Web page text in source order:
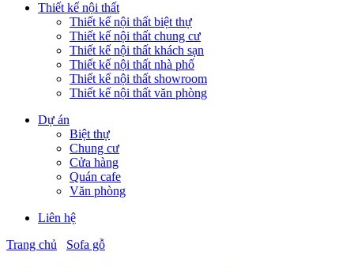
Thiết kế nội thất
Thiết kế nội thất biệt thự
Thiết kế nội thất chung cư
Thiết kế nội thất khách sạn
Thiết kế nội thất nhà phố
Thiết kế nội thất showroom
Thiết kế nội thất văn phòng
Dự án
Biệt thự
Chung cư
Cửa hàng
Quán cafe
Văn phòng
Liên hệ
Trang chủ
Sofa gỗ